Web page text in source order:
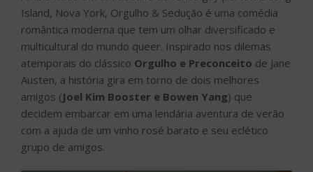
Island, Nova York, Orgulho & Sedução é uma comédia
romântica moderna que tem um olhar diversificado e
multicultural do mundo queer. Inspirado nos dilemas
atemporais do clássico Orgulho e Preconceito de Jane
Austen, a história gira em torno de dois melhores
amigos (Joel Kim Booster e Bowen Yang) que
decidem embarcar em uma lendária aventura de verão
com a ajuda de um vinho rosé barato e seu eclético
grupo de amigos.